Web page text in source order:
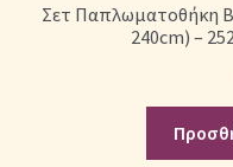
Σετ Παπλωματοθήκη
240cm) –